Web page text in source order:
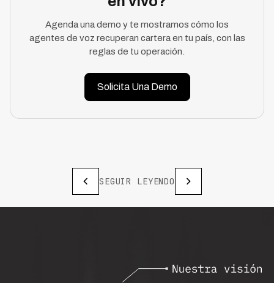
Agenda una demo y te mostramos cómo los
agentes de voz recuperan cartera en tu país, con las
reglas de tu operación.
Solicita Una Demo
SEGUIR LEYENDO